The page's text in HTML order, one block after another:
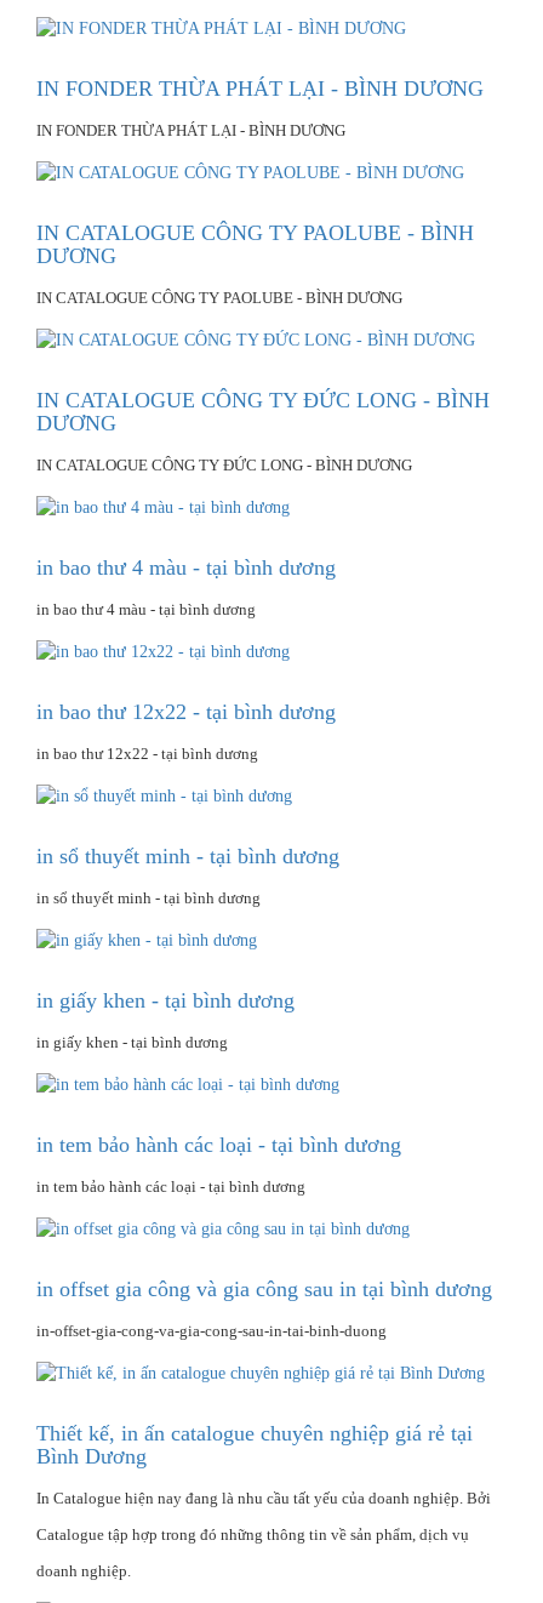
IN FONDER THỪA PHÁT LẠI - BÌNH DƯƠNG
IN FONDER THỪA PHÁT LẠI - BÌNH DƯƠNG
IN CATALOGUE CÔNG TY PAOLUBE - BÌNH
DƯƠNG
IN CATALOGUE CÔNG TY PAOLUBE - BÌNH DƯƠNG
IN CATALOGUE CÔNG TY ĐỨC LONG - BÌNH
DƯƠNG
IN CATALOGUE CÔNG TY ĐỨC LONG - BÌNH DƯƠNG
in bao thư 4 màu - tại bình dương
in bao thư 4 màu - tại bình dương
in bao thư 12x22 - tại bình dương
in bao thư 12x22 - tại bình dương
in sổ thuyết minh - tại bình dương
in sổ thuyết minh - tại bình dương
in giấy khen - tại bình dương
in giấy khen - tại bình dương
in tem bảo hành các loại - tại bình dương
in tem bảo hành các loại - tại bình dương
in offset gia công và gia công sau in tại bình dương
in-offset-gia-cong-va-gia-cong-sau-in-tai-binh-duong
Thiết kế, in ấn catalogue chuyên nghiệp giá rẻ tại
Bình Dương
In Catalogue hiện nay đang là nhu cầu tất yếu của doanh nghiệp. Bởi
Catalogue tập hợp trong đó những thông tin về sản phẩm, dịch vụ
doanh nghiệp.